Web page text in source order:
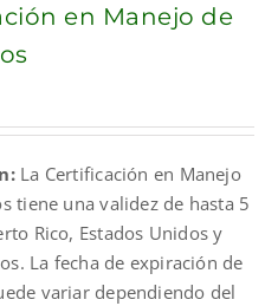
en Manejo de
La Certificación en Manejo
tiene una validez de hasta 5
Rico, Estados Unidos y
La fecha de expiración de
variar dependiendo del